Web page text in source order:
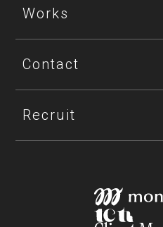
Works
Contact
Recruit